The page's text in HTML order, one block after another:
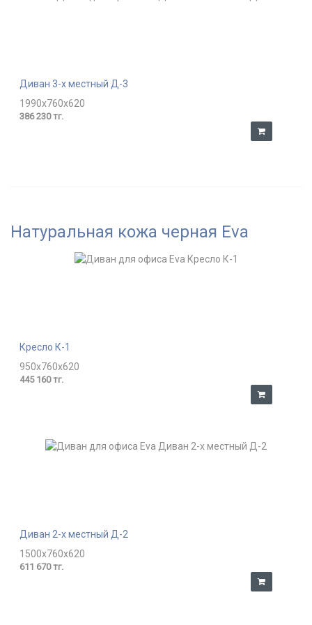
Диван 3-х местный Д-3
1990x760x620
386 230 тг.
Натуральная кожа черная Eva
Кресло К-1
950x760x620
445 160 тг.
Диван 2-х местный Д-2
1500x760x620
611 670 тг.